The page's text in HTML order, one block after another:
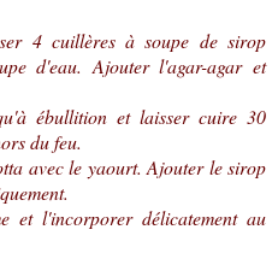
4 cuillères à soupe de sirop
d'eau. Ajouter l'agar-agar et
ébullition et laisser cuire 30
du feu.
avec le yaourt. Ajouter le sirop
et l'incorporer délicatement au